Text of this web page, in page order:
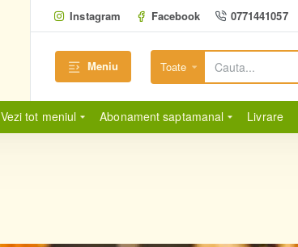
Instagram Facebook 0771441057
Meniu Toate
Cauta...
Vezi tot meniul Abonament saptamanal Livrare